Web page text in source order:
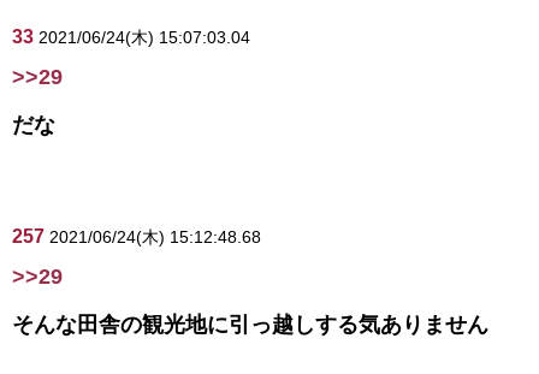
33 2021/06/24(木) 15:07:03.04
>>29
だな
257 2021/06/24(木) 15:12:48.68
>>29
そんな田舎の観光地に引っ越しする気ありません